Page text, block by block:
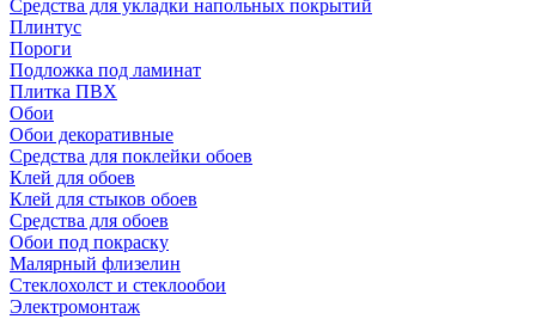
Средства для укладки напольных покрытий
Плинтус
Пороги
Подложка под ламинат
Плитка ПВХ
Обои
Обои декоративные
Средства для поклейки обоев
Клей для обоев
Клей для стыков обоев
Средства для обоев
Обои под покраску
Малярный флизелин
Стеклохолст и стеклообои
Электромонтаж